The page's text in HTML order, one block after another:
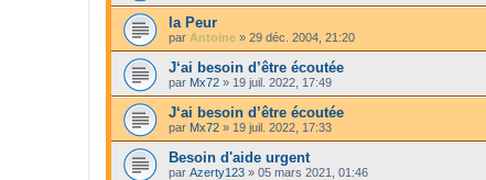
la Peur
par Antoine » 29 déc. 2004, 21:20
J‘ai besoin d’être écoutée
par Mx72 » 19 juil. 2022, 17:49
J‘ai besoin d’être écoutée
par Mx72 » 19 juil. 2022, 17:33
Besoin d'aide urgent
par Azerty123 » 05 mars 2021, 01:46